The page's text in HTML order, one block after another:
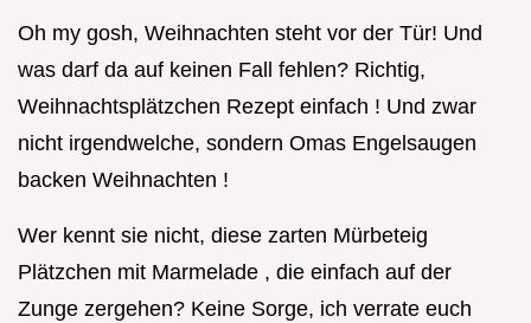
Oh my gosh, Weihnachten steht vor der Tür! Und
was darf da auf keinen Fall fehlen? Richtig,
Weihnachtsplätzchen Rezept einfach ! Und zwar
nicht irgendwelche, sondern Omas Engelsaugen
backen Weihnachten !
Wer kennt sie nicht, diese zarten Mürbeteig
Plätzchen mit Marmelade , die einfach auf der
Zunge zergehen? Keine Sorge, ich verrate euch